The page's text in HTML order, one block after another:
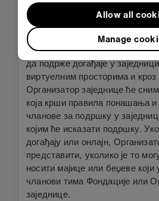
Micro:bit Educational
организаторе заједнице у
догађају за који је директно
многим партнерским
да подрже догађаје у
виртуелним просторима и кроз
Организатор заједнице ће
која крши правила понашања
чланове за подршку у
којим ће исказати подршку.
догађају или онлајн,
представити, уколико је то
носити мајице или беџеве који
чланови тима Фондације или
заједнице.
Manage
Allow all